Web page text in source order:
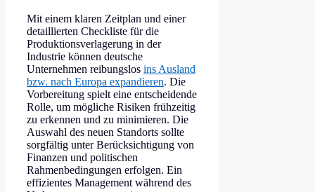
Mit einem klaren Zeitplan und einer
detaillierten Checkliste für die
Produktionsverlagerung in der
Industrie können deutsche
Unternehmen reibungslos ins Ausland
bzw. nach Europa expandieren. Die
Vorbereitung spielt eine entscheidende
Rolle, um mögliche Risiken frühzeitig
zu erkennen und zu minimieren. Die
Auswahl des neuen Standorts sollte
sorgfältig unter Berücksichtigung von
Finanzen und politischen
Rahmenbedingungen erfolgen. Ein
effizientes Management während des